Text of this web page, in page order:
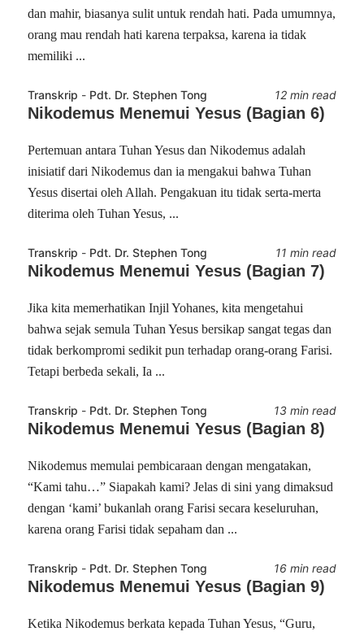
dan mahir, biasanya sulit untuk rendah hati. Pada umumnya,
orang mau rendah hati karena terpaksa, karena ia tidak
memiliki ...
Transkrip - Pdt. Dr. Stephen Tong 12 min read
Nikodemus Menemui Yesus (Bagian 6)
Pertemuan antara Tuhan Yesus dan Nikodemus adalah
inisiatif dari Nikodemus dan ia mengakui bahwa Tuhan
Yesus disertai oleh Allah. Pengakuan itu tidak serta-merta
diterima oleh Tuhan Yesus, ...
Transkrip - Pdt. Dr. Stephen Tong 11 min read
Nikodemus Menemui Yesus (Bagian 7)
Jika kita memerhatikan Injil Yohanes, kita mengetahui
bahwa sejak semula Tuhan Yesus bersikap sangat tegas dan
tidak berkompromi sedikit pun terhadap orang-orang Farisi.
Tetapi berbeda sekali, Ia ...
Transkrip - Pdt. Dr. Stephen Tong 13 min read
Nikodemus Menemui Yesus (Bagian 8)
Nikodemus memulai pembicaraan dengan mengatakan,
“Kami tahu…” Siapakah kami? Jelas di sini yang dimaksud
dengan ‘kami’ bukanlah orang Farisi secara keseluruhan,
karena orang Farisi tidak sepaham dan ...
Transkrip - Pdt. Dr. Stephen Tong 16 min read
Nikodemus Menemui Yesus (Bagian 9)
Ketika Nikodemus berkata kepada Tuhan Yesus, “Guru,